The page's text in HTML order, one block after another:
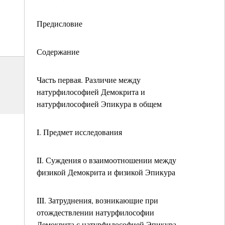
Предисловие
Содержание
Часть первая. Различие между
натурфилософией Демокрита и
натурфилософией Эпикура в общем
I. Предмет исследования
II. Суждения о взаимоотношении между
физикой Демокрита и физикой Эпикура
III. Затруднения, возникающие при
отождествлении натурфилософии